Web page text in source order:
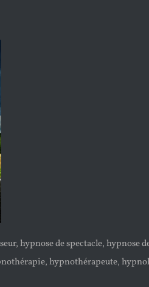
hypnose de spectacle, hypnose
hypnothérapeute,